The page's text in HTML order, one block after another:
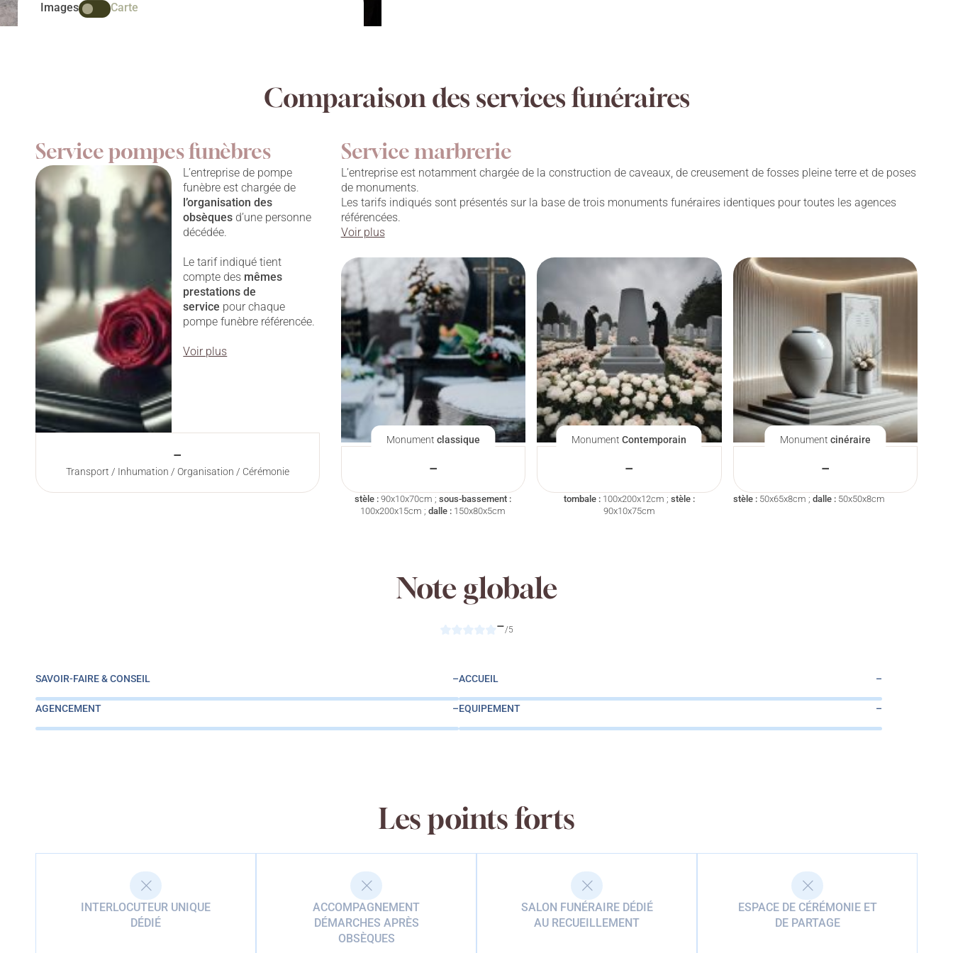
Images Carte
Comparaison des services funéraires
Service pompes funèbres
L’entreprise de pompe
funèbre est chargée de
l’organisation des
obsèques d’une personne
décédée.
Le tarif indiqué tient
compte des mêmes
prestationsde
service pour chaque
pompe funèbre référencée.
Voir plus
–
Transport / Inhumation / Organisation / Cérémonie
Service marbrerie
L’entreprise est notamment chargée de la construction de caveaux, de creusement de fosses pleine terre et de poses
de monuments.
Les tarifs indiqués sont présentés sur la base de trois monuments funéraires identiques pour toutes les agences
référencées.
Voir plus
Monument classique
–
stèle : 90x10x70cm ;sous-bassement :
100x200x15cm ;dalle : 150x80x5cm
MonumentContemporain
–
tombale :100x200x12cm ; stèle :
90x10x75cm
Monument cinéraire
–
stèle :50x65x8cm ; dalle :50x50x8cm
Note globale
–/5
SAVOIR-FAIRE & CONSEIL –ACCUEIL –
AGENCEMENT –EQUIPEMENT –
Les points forts
INTERLOCUTEUR UNIQUE
DÉDIÉ
ACCOMPAGNEMENT
DÉMARCHES APRÈS
OBSÈQUES
SALON FUNÉRAIRE DÉDIÉ
AU RECUEILLEMENT
ESPACE DE CÉRÉMONIE ET
DE PARTAGE